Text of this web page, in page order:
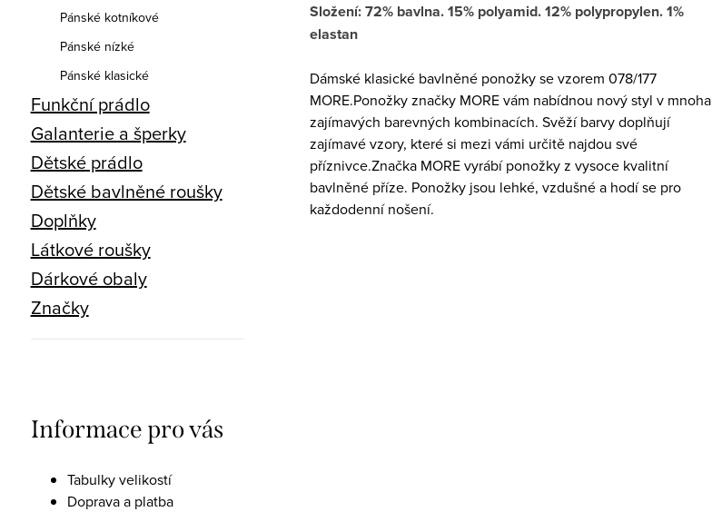
Pánské kotníkové
Pánské nízké
Pánské klasické
Funkční prádlo
Galanterie a šperky
Dětské prádlo
Dětské bavlněné roušky
Doplňky
Látkové roušky
Dárkové obaly
Značky
Informace pro vás
Tabulky velikostí
Doprava a platba
Složení: 72% bavlna. 15% polyamid. 12% polypropylen. 1%
elastan
Dámské klasické bavlněné ponožky se vzorem 078/177
MORE.Ponožky značky MORE vám nabídnou nový styl v mnoha
zajímavých barevných kombinacích. Svěží barvy doplňují
zajímavé vzory, které si mezi vámi určitě najdou své
příznivce.Značka MORE vyrábí ponožky z vysoce kvalitní
bavlněné příze. Ponožky jsou lehké, vzdušné a hodí se pro
každodenní nošení.